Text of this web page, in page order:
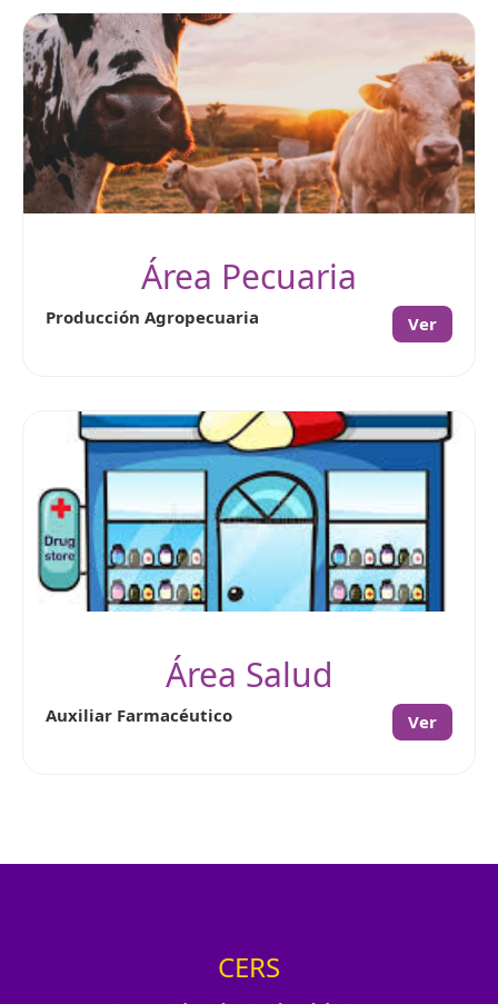
Área Pecuaria
Producción Agropecuaria Ver
Área Salud
Auxiliar Farmacéutico Ver
CERS